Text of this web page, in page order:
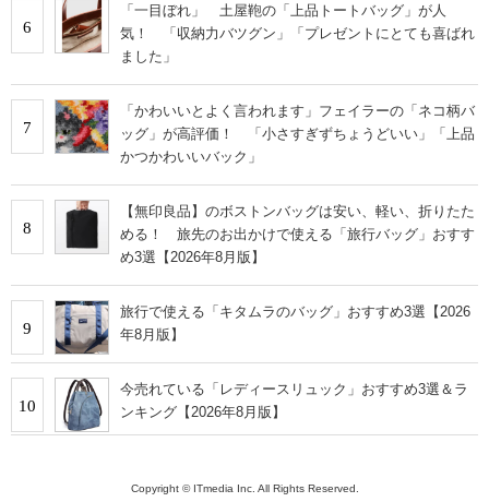
6
「一目ぼれ」 土屋鞄の「上品トートバッグ」が人
気！ 「収納力バツグン」「プレゼントにとても喜ばれ
ました」
7
「かわいいとよく言われます」フェイラーの「ネコ柄バ
ッグ」が高評価！ 「小さすぎずちょうどいい」「上品
かつかわいいバック」
8
【無印良品】のボストンバッグは安い、軽い、折りたた
める！ 旅先のお出かけで使える「旅行バッグ」おすす
め3選【2026年8月版】
9
旅行で使える「キタムラのバッグ」おすすめ3選【2026
年8月版】
10
今売れている「レディースリュック」おすすめ3選＆ラ
ンキング【2026年8月版】
Copyright © ITmedia Inc. All Rights Reserved.